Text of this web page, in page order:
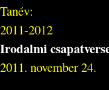
Tanév:
2011-2012
Irodalmi
2011. november 24.